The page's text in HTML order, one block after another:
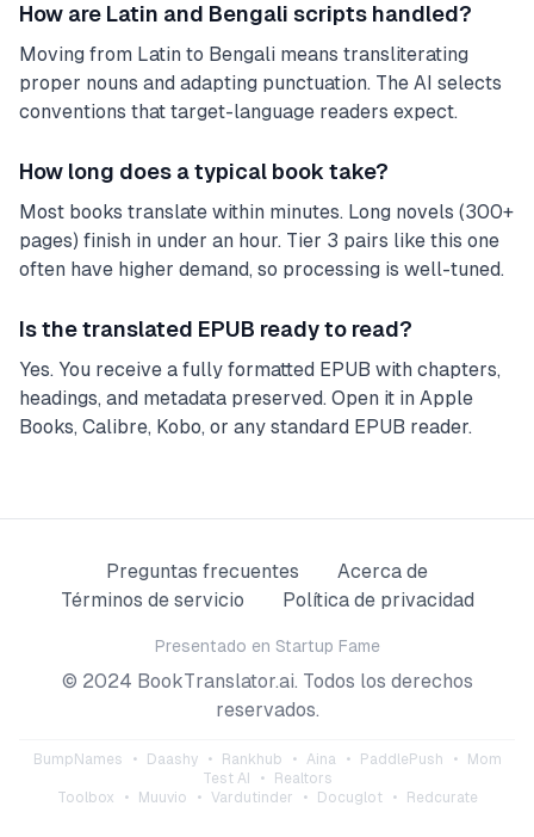
How are Latin and Bengali scripts handled?
Moving from Latin to Bengali means transliterating
proper nouns and adapting punctuation. The AI selects
conventions that target-language readers expect.
How long does a typical book take?
Most books translate within minutes. Long novels (300+
pages) finish in under an hour. Tier 3 pairs like this one
often have higher demand, so processing is well-tuned.
Is the translated EPUB ready to read?
Yes. You receive a fully formatted EPUB with chapters,
headings, and metadata preserved. Open it in Apple
Books, Calibre, Kobo, or any standard EPUB reader.
Preguntas frecuentes
Acerca de
Términos de servicio
Política de privacidad
Presentado en Startup Fame
© 2024 BookTranslator.ai. Todos los derechos
reservados.
BumpNames • Daashy • Rankhub • Aina • PaddlePush •
Mom
Test AI
•
Realtors
Toolbox
• Muuvio • Vardutinder • Docuglot • Redcurate